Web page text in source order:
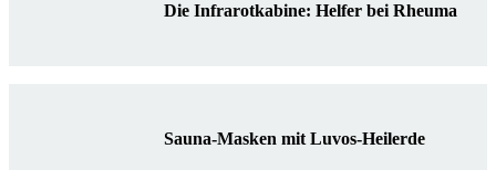
Die Infrarotkabine: Helfer bei Rheuma
Sauna-Masken mit Luvos-Heilerde